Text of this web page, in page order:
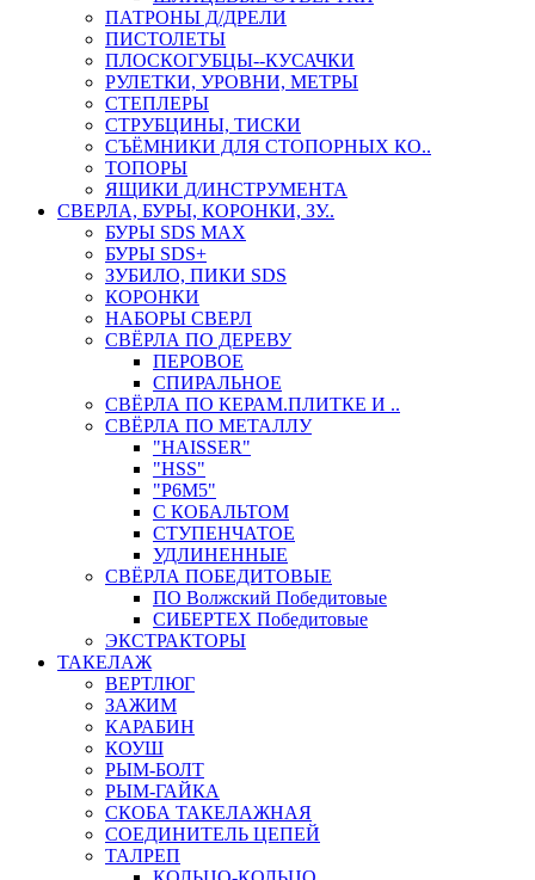
ПАТРОНЫ Д/ДРЕЛИ
ПИСТОЛЕТЫ
ПЛОСКОГУБЦЫ--КУСАЧКИ
РУЛЕТКИ, УРОВНИ, МЕТРЫ
СТЕПЛЕРЫ
СТРУБЦИНЫ, ТИСКИ
СЪЁМНИКИ ДЛЯ СТОПОРНЫХ КО..
ТОПОРЫ
ЯЩИКИ Д/ИНСТРУМЕНТА
СВЕРЛА, БУРЫ, КОРОНКИ, ЗУ..
БУРЫ SDS MAX
БУРЫ SDS+
ЗУБИЛО, ПИКИ SDS
КОРОНКИ
НАБОРЫ СВЕРЛ
СВЁРЛА ПО ДЕРЕВУ
ПЕРОВОЕ
СПИРАЛЬНОЕ
СВЁРЛА ПО КЕРАМ.ПЛИТКЕ И ..
СВЁРЛА ПО МЕТАЛЛУ
"HAISSER"
"HSS"
"Р6М5"
С КОБАЛЬТОМ
СТУПЕНЧАТОЕ
УДЛИНЕННЫЕ
СВЁРЛА ПОБЕДИТОВЫЕ
ПО Волжский Победитовые
СИБЕРТЕХ Победитовые
ЭКСТРАКТОРЫ
ТАКЕЛАЖ
ВЕРТЛЮГ
ЗАЖИМ
КАРАБИН
КОУШ
РЫМ-БОЛТ
РЫМ-ГАЙКА
СКОБА ТАКЕЛАЖНАЯ
СОЕДИНИТЕЛЬ ЦЕПЕЙ
ТАЛРЕП